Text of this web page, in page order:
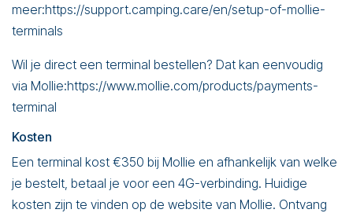
meer:https://support.camping.care/en/setup-of-mollie-
terminals
Wil je direct een terminal bestellen? Dat kan eenvoudig
via Mollie:https://www.mollie.com/products/payments-
terminal
Kosten
Een terminal kost €350 bij Mollie en afhankelijk van welke
je bestelt, betaal je voor een 4G-verbinding. Huidige
kosten zijn te vinden op de website van Mollie. Ontvang